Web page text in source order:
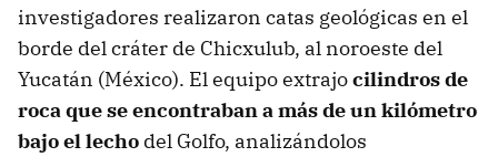
investigadores realizaron catas geológicas en el
borde del cráter de Chicxulub, al noroeste del
Yucatán (México). El equipo extrajocilindros de
roca que se encontraban a más de un kilómetro
bajo el lecho del Golfo, analizándolos